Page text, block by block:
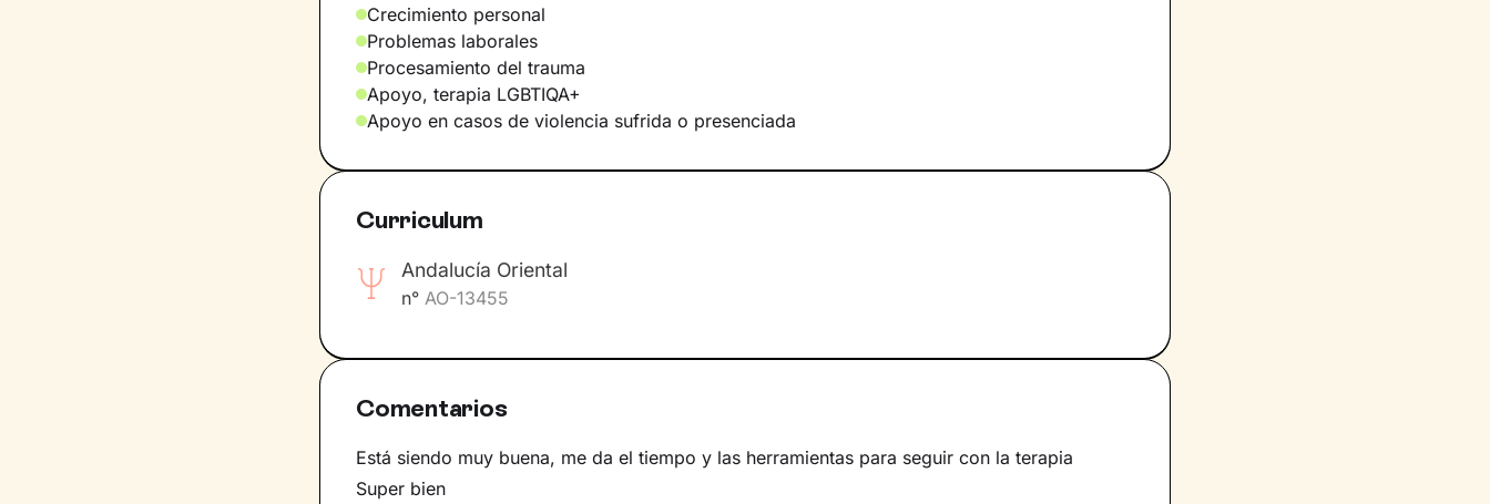
Crecimiento personal
Problemas laborales
Procesamiento del trauma
Apoyo, terapia LGBTIQA+
Apoyo en casos de violencia sufrida o presenciada
Curriculum
Andalucía Oriental
n° AO-13455
Comentarios
Está siendo muy buena, me da el tiempo y las herramientas para seguir con la terapia
Super bien